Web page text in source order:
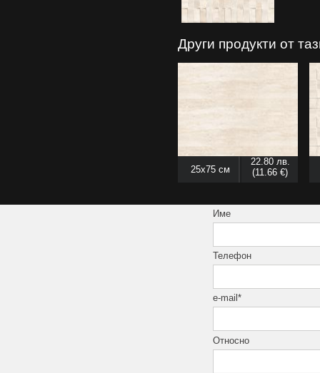
Други продукти от
25x75 см
22.80 лв.
(11.66 €)
Име
Телефон
e-mail*
Относно